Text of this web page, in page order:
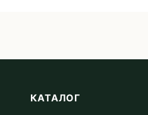
КАТАЛОГ